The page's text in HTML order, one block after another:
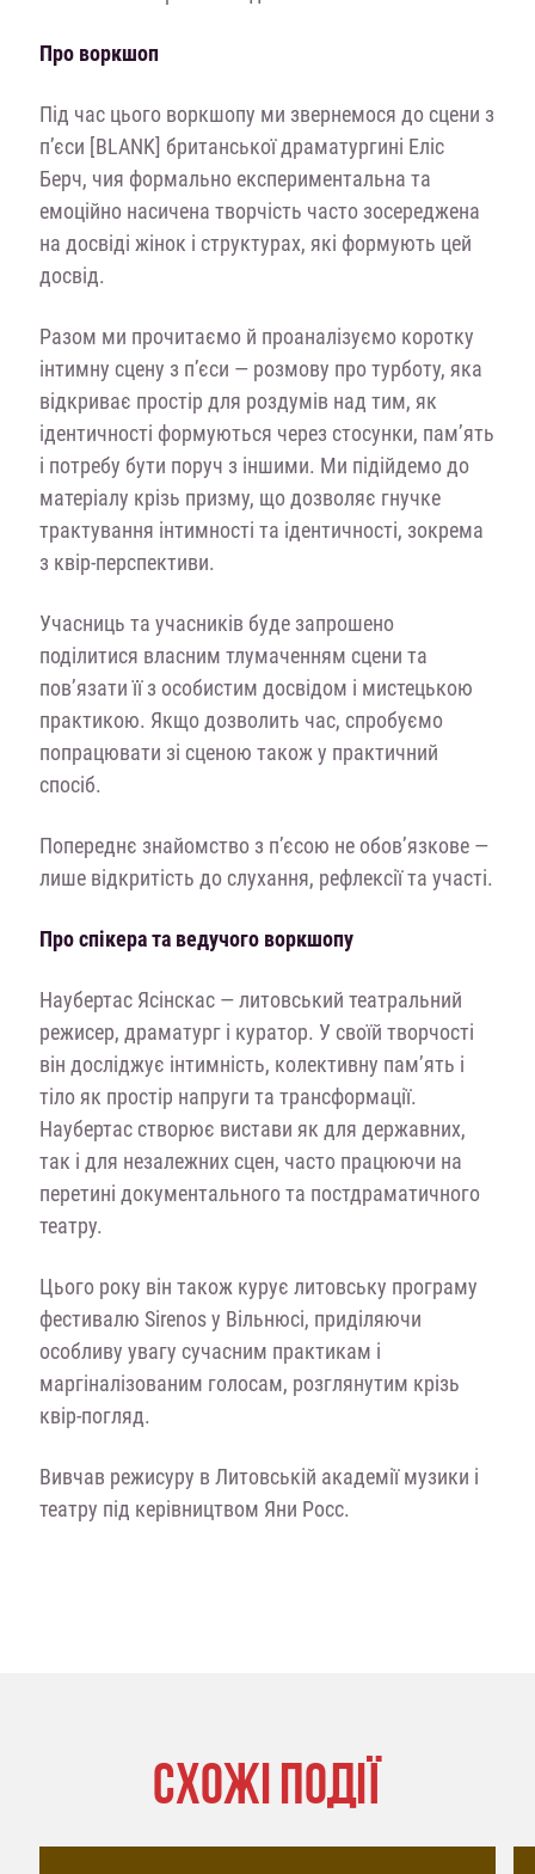
Про воркшоп
Під час цього воркшопу ми звернемося до сцени з
п’єси [BLANK] британської драматургині Еліс
Берч, чия формально експериментальна та
емоційно насичена творчість часто зосереджена
на досвіді жінок і структурах, які формують цей
досвід.
Разом ми прочитаємо й проаналізуємо коротку
інтимну сцену з п’єси — розмову про турботу, яка
відкриває простір для роздумів над тим, як
ідентичності формуються через стосунки, пам’ять
і потребу бути поруч з іншими. Ми підійдемо до
матеріалу крізь призму, що дозволяє гнучке
трактування інтимності та ідентичності, зокрема
з квір-перспективи.
Учасниць та учасників буде запрошено
поділитися власним тлумаченням сцени та
пов’язати її з особистим досвідом і мистецькою
практикою. Якщо дозволить час, спробуємо
попрацювати зі сценою також у практичний
спосіб.
Попереднє знайомство з п’єсою не обов’язкове —
лише відкритість до слухання, рефлексії та участі.
Про спікера та ведучого воркшопу
Наубертас Ясінскас — литовський театральний
режисер, драматург і куратор. У своїй творчості
він досліджує інтимність, колективну пам’ять і
тіло як простір напруги та трансформації.
Наубертас створює вистави як для державних,
так і для незалежних сцен, часто працюючи на
перетині документального та постдраматичного
театру.
Цього року він також курує литовську програму
фестивалю Sirenos у Вільнюсі, приділяючи
особливу увагу сучасним практикам і
маргіналізованим голосам, розглянутим крізь
квір-погляд.
Вивчав режисуру в Литовській академії музики і
театру під керівництвом Яни Росс.
СХОЖІ ПОДІЇ